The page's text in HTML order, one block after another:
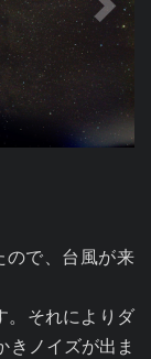
ので、台風が来
。それによりダ
きノイズが出ま